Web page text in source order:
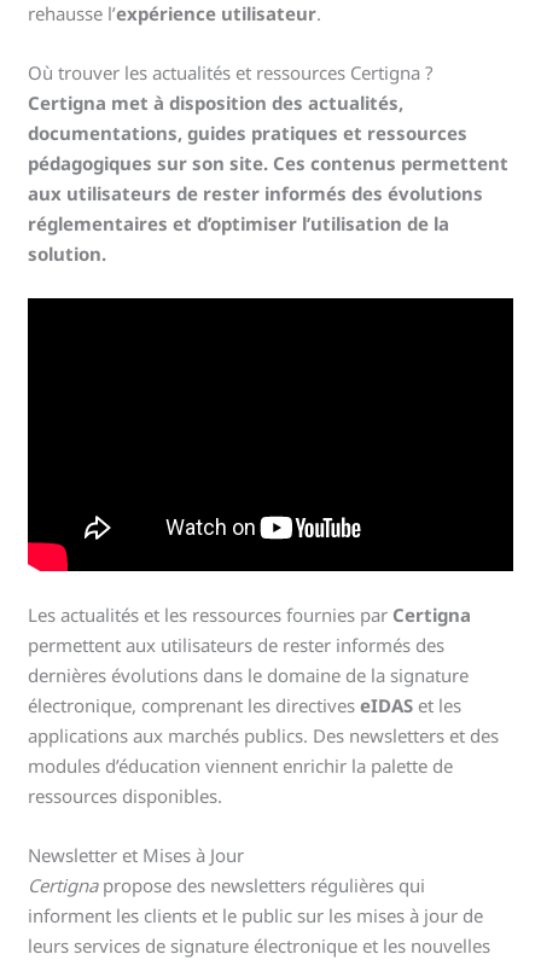
rehausse l’expérience utilisateur.
Où trouver les actualités et ressources Certigna ?
Certigna met à disposition des actualités,
documentations, guides pratiques et ressources
pédagogiques sur son site. Ces contenus permettent
aux utilisateurs de rester informés des évolutions
réglementaires et d’optimiser l’utilisation de la
solution.
Les actualités et les ressources fournies par Certigna
permettent aux utilisateurs de rester informés des
dernières évolutions dans le domaine de la signature
électronique, comprenant les directiveseIDAS et les
applications aux marchés publics. Des newsletters et des
modules d’éducation viennent enrichir la palette de
ressources disponibles.
Newsletter et Mises à Jour
Certignapropose des newsletters régulières qui
informent les clients et le public sur les mises à jour de
leurs services de signature électronique et les nouvelles